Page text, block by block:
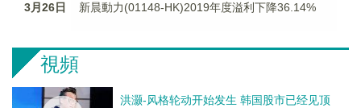
3月26日 新晨動力(01148-HK)2019年度溢利下降36.14%
視頻
洪灏-风格轮动开始发生 韩国股市已经见顶